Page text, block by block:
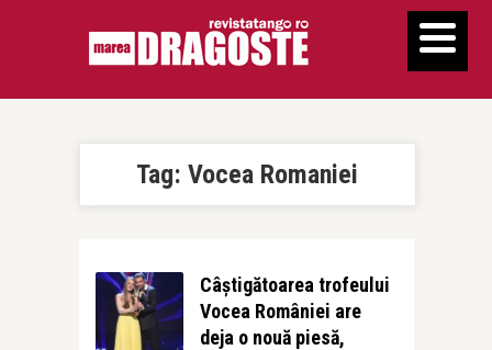
Tag: Vocea Romaniei
Câștigătoarea trofeului
Vocea României are
deja o nouă piesă,